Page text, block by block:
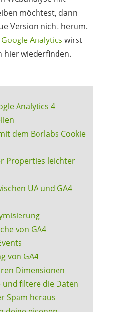
möchtest, dann
Version nicht herum.
Analytics wirst
hier wiederfinden.
Analytics 4
dem Borlabs Cookie
Properties leichter
UA und GA4
von GA4
von GA4
Dimensionen
und filtere die Daten
Spam heraus